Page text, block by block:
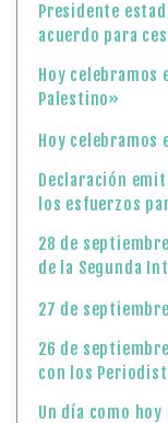
Presidente
acuerdo para
Hoy celebramos
Palestino»
Hoy celebramos
Declaración
los esfuerzos
28 de
de la Segunda
27 de
26 de
con los
Un día como